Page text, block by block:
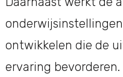
ontwikkelen die de
ervaring bevorderen.